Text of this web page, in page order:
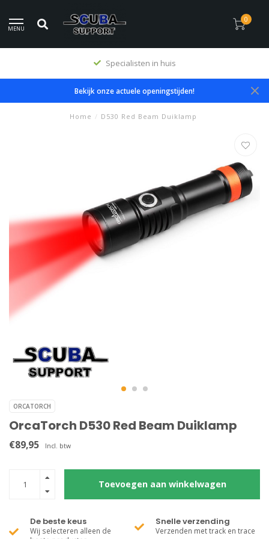
MENU
0
Specialisten in huis
Bekijk onze actuele openingstijden!
Home / D530 Red Beam Duiklamp
ORCATORCH
OrcaTorch D530 Red Beam Duiklamp
€89,95 Incl. btw
Toevoegen aan winkelwagen
De beste keus
Wij selecteren alleen de
Snelle verzending
Verzenden met track en trace